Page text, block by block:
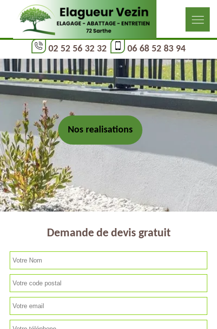
02 52 56 32 32 06 68 52 83 94
Nos realisations
Demande de devis gratuit